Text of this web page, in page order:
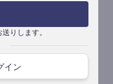
りします。
イン
で